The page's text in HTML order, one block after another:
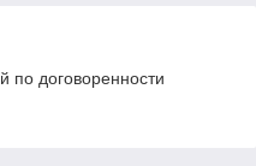
по договоренности